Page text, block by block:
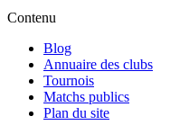
Contenu
Blog
Annuaire des clubs
Tournois
Matchs publics
Plan du site